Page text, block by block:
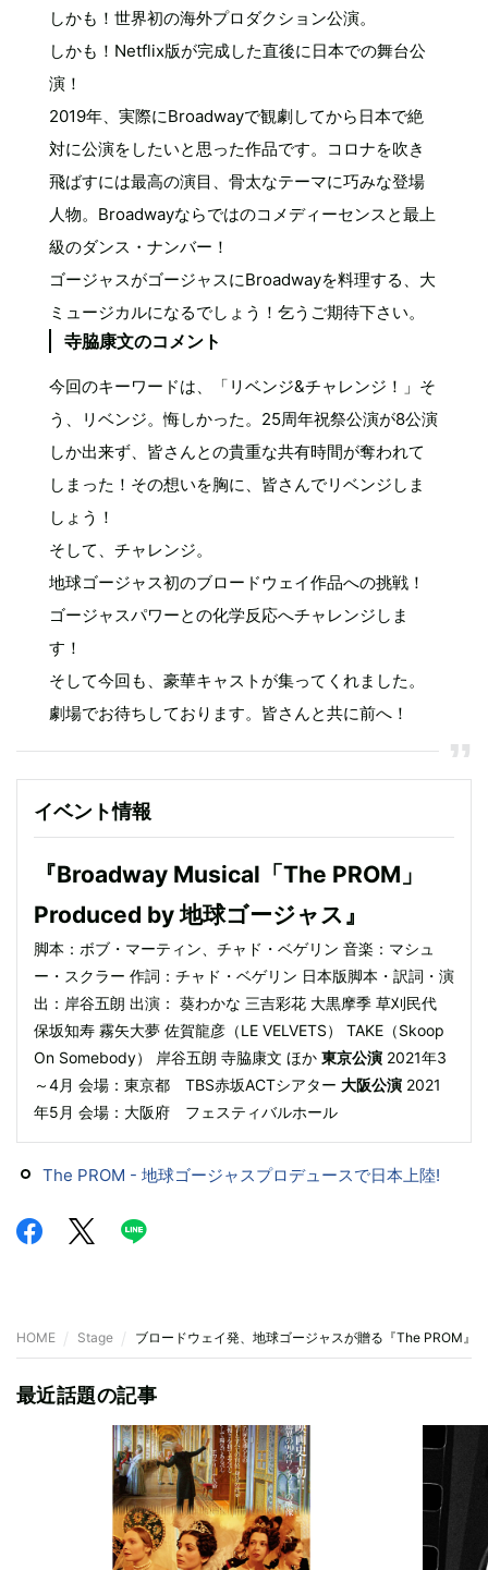
しかも！世界初の海外プロダクション公演。
しかも！Netflix版が完成した直後に日本での舞台公
演！
2019年、実際にBroadwayで観劇してから日本で絶
対に公演をしたいと思った作品です。コロナを吹き
飛ばすには最高の演目、骨太なテーマに巧みな登場
人物。Broadwayならではのコメディーセンスと最上
級のダンス・ナンバー！
ゴージャスがゴージャスにBroadwayを料理する、大
ミュージカルになるでしょう！乞うご期待下さい。
寺脇康文のコメント
今回のキーワードは、「リベンジ&チャレンジ！」そ
う、リベンジ。悔しかった。25周年祝祭公演が8公演
しか出来ず、皆さんとの貴重な共有時間が奪われて
しまった！その想いを胸に、皆さんでリベンジしま
しょう！
そして、チャレンジ。
地球ゴージャス初のブロードウェイ作品への挑戦！
ゴージャスパワーとの化学反応へチャレンジしま
す！
そして今回も、豪華キャストが集ってくれました。
劇場でお待ちしております。皆さんと共に前へ！
イベント情報
『Broadway Musical「The PROM」
Produced by 地球ゴージャス』
脚本：ボブ・マーティン、チャド・ベゲリン 音楽：マシュ
ー・スクラー 作詞：チャド・ベゲリン 日本版脚本・訳詞・演
出：岸谷五朗 出演： 葵わかな 三吉彩花 大黒摩季 草刈民代
保坂知寿 霧矢大夢 佐賀龍彦（LE VELVETS） TAKE（Skoop
On Somebody） 岸谷五朗 寺脇康文 ほか 東京公演 2021年3
～4月 会場：東京都 TBS赤坂ACTシアター 大阪公演 2021
年5月 会場：大阪府 フェスティバルホール
The PROM - 地球ゴージャスプロデュースで日本上陸!
HOME Stage ブロードウェイ発、地球ゴージャスが贈る『The PROM』
最近話題の記事